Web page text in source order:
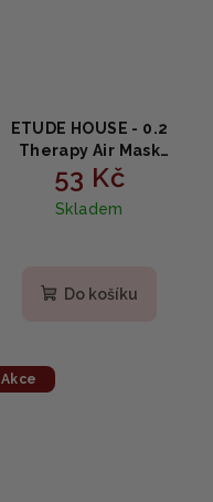
ETUDE HOUSE - 0.2
Therapy Air Mask
MANUKA HONEY -
Vyživující a hydratační
plátýnková maska s
53 Kč
Skladem
Do košíku
Akce